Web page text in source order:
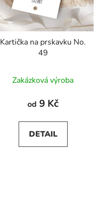
Kartička na prskavku No.
49
Zakázková výroba
od 9 Kč
DETAIL